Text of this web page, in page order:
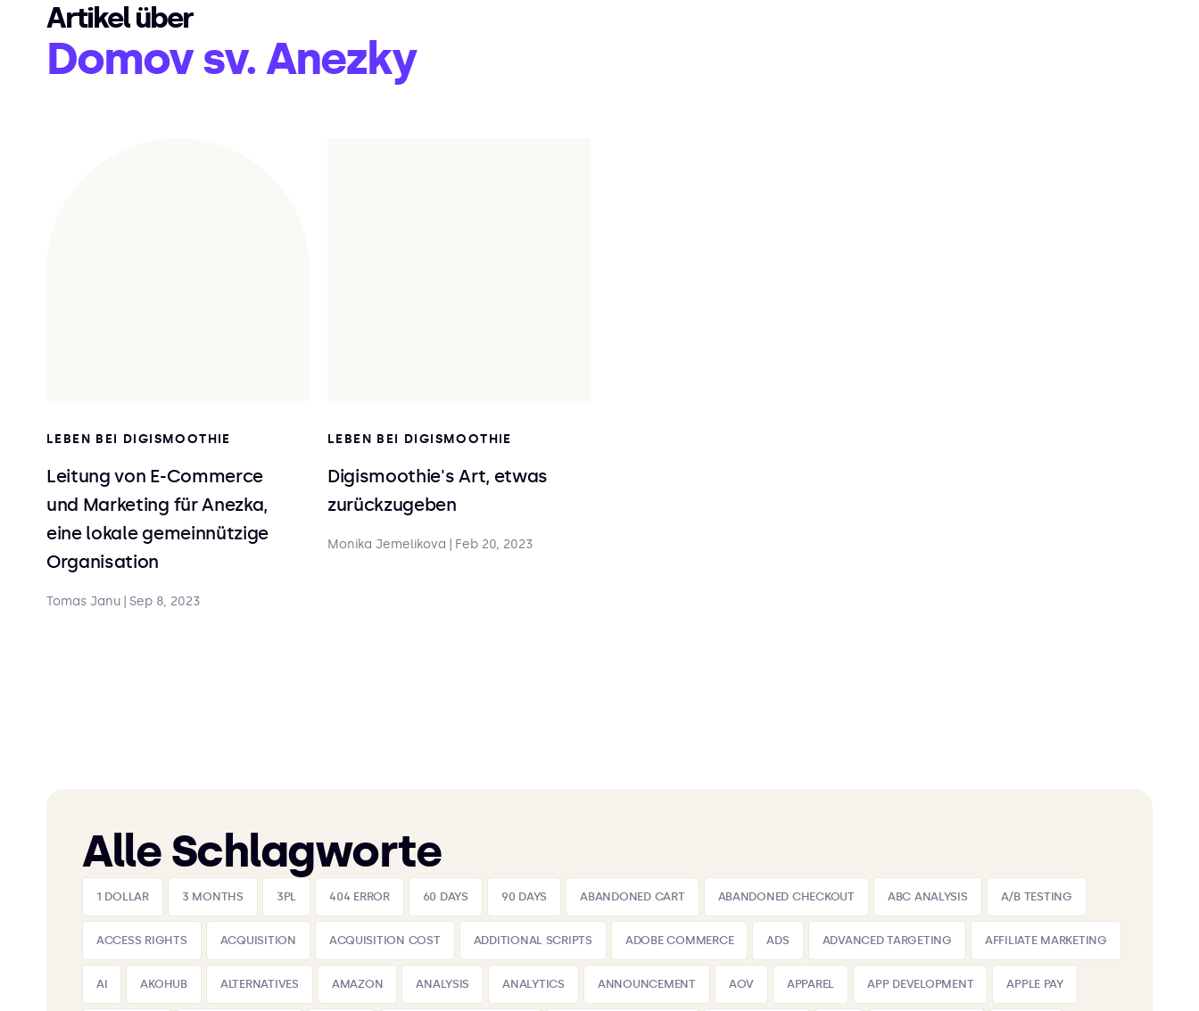
Artikel über
Domov sv. Anezky
LEBEN BEI DIGISMOOTHIE
Leitung von E-Commerce
und Marketing für Anezka,
eine lokale gemeinnützige
Organisation
Tomas Janu Sep 8, 2023
LEBEN BEI DIGISMOOTHIE
Digismoothie's Art, etwas
zurückzugeben
Monika Jemelikova Feb 20, 2023
Alle Schlagworte
1 DOLLAR 3 MONTHS 3PL 404 ERROR 60 DAYS 90 DAYS ABANDONED CART ABANDONED CHECKOUT ABC ANALYSIS A/B TESTING
ACCESS RIGHTS ACQUISITION ACQUISITION COST ADDITIONAL SCRIPTS ADOBE COMMERCE ADS ADVANCED TARGETING AFFILIATE MARKETING
AI AKOHUB ALTERNATIVES AMAZON ANALYSIS ANALYTICS ANNOUNCEMENT AOV APPAREL APP DEVELOPMENT APPLE PAY